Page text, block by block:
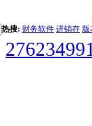
热搜: 财务软件 进销存 版